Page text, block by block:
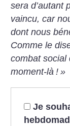
sera d’autant
vaincu, car
dont nous
Comme le
combat social
moment-là ! »
Je